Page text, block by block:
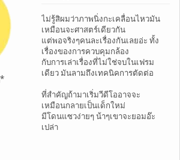
ไม่รู้สิผมว่าภาพนิ่งกะเคลื่อนไหวมัน
เหมือนจะศาสตร์เดียวกัน
แต่พอจริงๆคนละเรื่องกันเลยอ่ะ ทั้ง
เรื่องของการควบคุมกล้อง
กับการเล่าเรื่องที่ไม่ใช่จบในเฟรม
เดียว มันลามถึงเทคนิคการตัดต่อ
ที่สำคัญถ้ามาเริ่มวีดีโออาจจะ
เหมือนกลายเป็นเด็กใหม่
มีโดนแซวง่ายๆ น้าๆเขาจะยอมอ๊ะ
เปล่า